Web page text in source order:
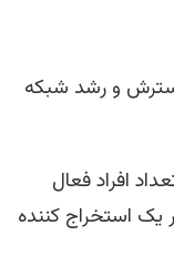
و رشد شبکه
افراد فعال
یک استخراج کننده